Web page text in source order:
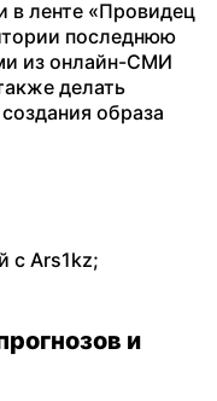
в ленте «Провидец
последнюю
из онлайн-СМИ
делать
образа
с Ars1kz;
и